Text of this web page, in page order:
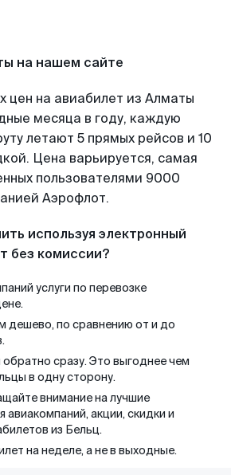
на нашем сайте
цен на авиабилет из Алматы
месяца в году, каждую
летают 5 прямых рейсов и 10
Цена варьируется, самая
пользователями 9000
Аэрофлот.
используя электронный
без комиссии?
услуги по перевозке
дешево, по сравнению от и до
обратно сразу. Это выгоднее чем
в одну сторону.
внимание на лучшие
акции, скидки и
из Бельц.
на неделе, а не в выходные.